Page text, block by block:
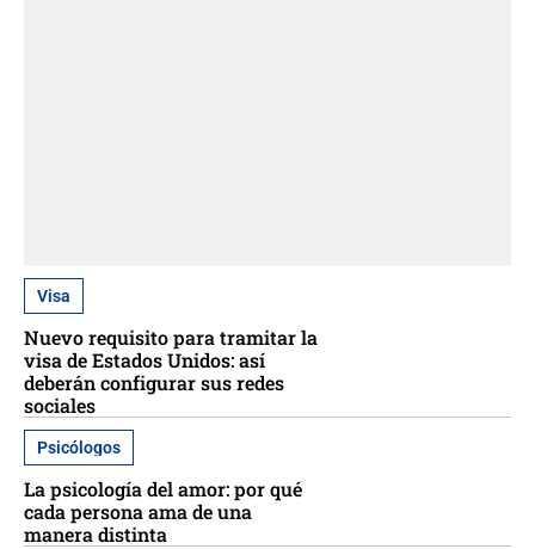
Visa
Nuevo requisito para tramitar la
visa de Estados Unidos: así
deberán configurar sus redes
sociales
Psicólogos
La psicología del amor: por qué
cada persona ama de una
manera distinta